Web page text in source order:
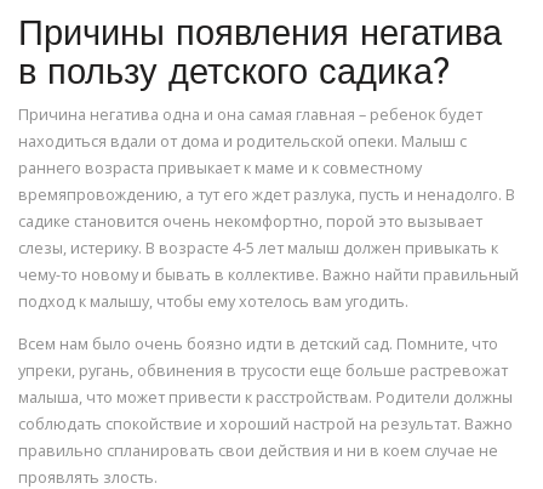
Причины появления негатива
в пользу детского садика?
Причина негатива одна и она самая главная – ребенок будет
находиться вдали от дома и родительской опеки. Малыш с
раннего возраста привыкает к маме и к совместному
времяпровождению, а тут его ждет разлука, пусть и ненадолго. В
садике становится очень некомфортно, порой это вызывает
слезы, истерику. В возрасте 4-5 лет малыш должен привыкать к
чему-то новому и бывать в коллективе. Важно найти правильный
подход к малышу, чтобы ему хотелось вам угодить.
Всем нам было очень боязно идти в детский сад. Помните, что
упреки, ругань, обвинения в трусости еще больше растревожат
малыша, что может привести к расстройствам. Родители должны
соблюдать спокойствие и хороший настрой на результат. Важно
правильно спланировать свои действия и ни в коем случае не
проявлять злость.